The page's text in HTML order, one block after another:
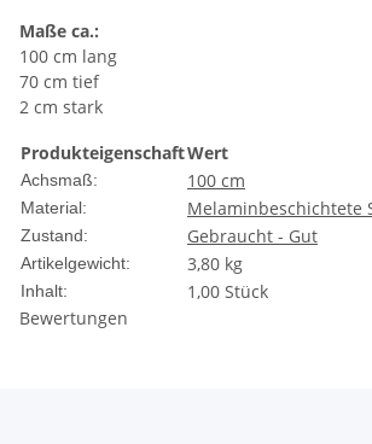
Maße ca.:
100 cm lang
70 cm tief
2 cm stark
ProdukteigenschaftWert
Achsmaß: 100 cm
Material: Melaminbeschichtete
Zustand: Gebraucht - Gut
Artikelgewicht: 3,80 kg
Inhalt:
1,00 Stück
Bewertungen